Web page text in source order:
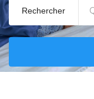
Rechercher